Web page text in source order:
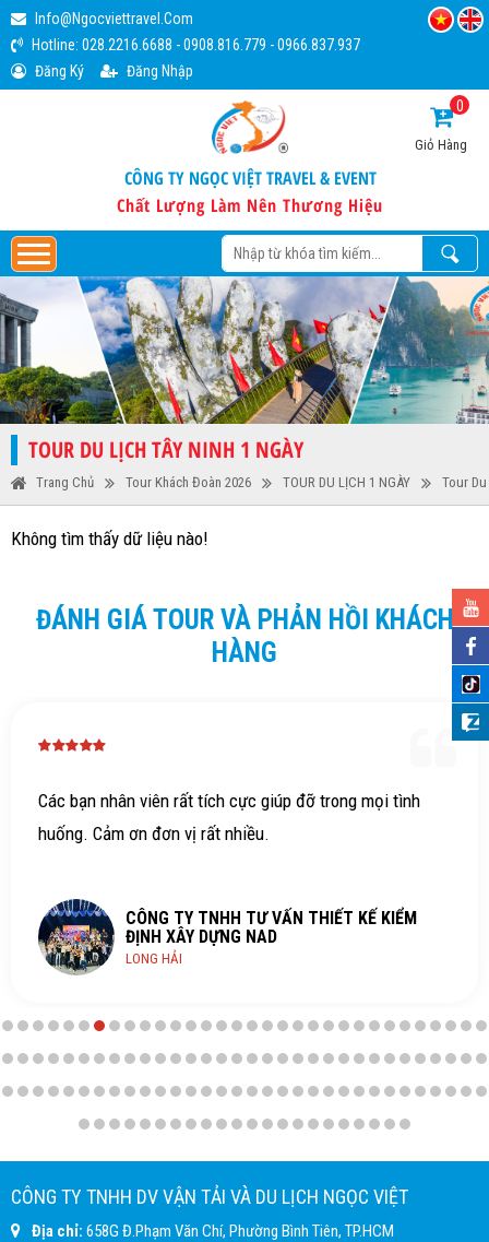
Info@ngocviettravel.com
Hotline: 028.2216.6688 -0908.816.779 -0966.837.937
Đăng Ký
Đăng Nhập
CÔNG TY NGỌC VIỆT TRAVEL & EVENT
Chất Lượng Làm Nên Thương Hiệu
Giỏ Hàng
0
TOUR DU LỊCH TÂY NINH 1 NGÀY
Trang Chủ Tour Khách Đoàn 2026 TOUR DU LỊCH 1 NGÀY Tour
Không tìm thấy dữ liệu nào!
ĐÁNH GIÁ TOUR VÀ PHẢN HỒI KHÁCH
HÀNG
Các bạn nhân viên rất tích cực giúp đỡ trong mọi tình
huống. Cảm ơn đơn vị rất nhiều.
CÔNG TY TNHH TƯ VẤN THIẾT KẾ KIỂM
ĐỊNH XÂY DỰNG NAD
LONG HẢI
CÔNG TY TNHH DV VẬN TẢI VÀ DU LỊCH NGỌC VIỆT
Địa chỉ: 658G Đ.Phạm Văn Chí, Phường Bình Tiên, TP.HCM